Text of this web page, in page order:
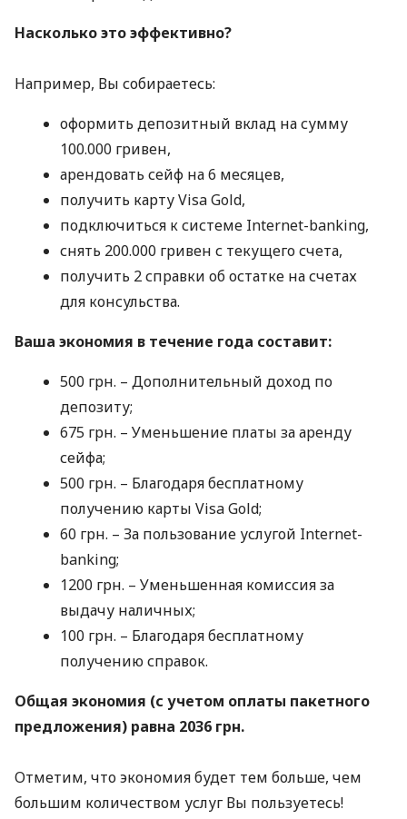
Насколько это эффективно?
Например, Вы собираетесь:
оформить депозитный вклад на сумму
100.000 гривен,
арендовать сейф на 6 месяцев,
получить карту Visa Gold,
подключиться к системе Internet-banking,
снять 200.000 гривен с текущего счета,
получить 2 справки об остатке на счетах
для консульства.
Ваша экономия в течение года составит:
500 грн. – Дополнительный доход по
депозиту;
675 грн. – Уменьшение платы за аренду
сейфа;
500 грн. – Благодаря бесплатному
получению карты Visa Gold;
60 грн. – За пользование услугой Internet-
banking;
1200 грн. – Уменьшенная комиссия за
выдачу наличных;
100 грн. – Благодаря бесплатному
получению справок.
Общая экономия (с учетом оплаты пакетного
предложения) равна 2036 грн.
Отметим, что экономия будет тем больше, чем
большим количеством услуг Вы пользуетесь!